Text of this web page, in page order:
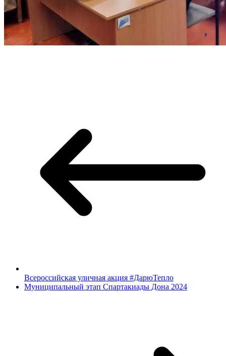
Всероссийская уличная акция #ДарюТепло
Муниципальный этап Спартакиады Дона 2024